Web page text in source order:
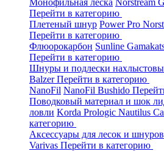
Монофильная леска Norstream
Перейти в категорию
Плетеный шнур Power Pro
Перейти в категорию
Флюорокарбон Sunline
Перейти в категорию
Шнуры и подлески
BalzerПерейти в категорию
NanoFil NanoFil Bushido
Поводковый материал и шок
ловли Korda Prologic Nautilus
категорию
Аксессуары для лесок и шнуров
Varivas Перейти в категорию